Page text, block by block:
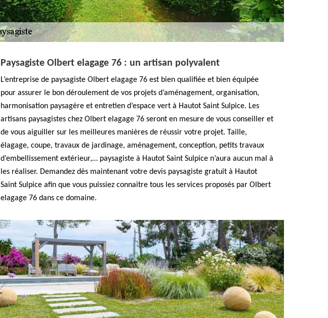
Paysagiste Olbert elagage 76 : un artisan polyvalent
L’entreprise de paysagiste Olbert elagage 76 est bien qualifiée et bien équipée
pour assurer le bon déroulement de vos projets d’aménagement, organisation,
harmonisation paysagère et entretien d’espace vert à Hautot Saint Sulpice. Les
artisans paysagistes chez Olbert elagage 76 seront en mesure de vous conseiller et
de vous aiguiller sur les meilleures manières de réussir votre projet. Taille,
élagage, coupe, travaux de jardinage, aménagement, conception, petits travaux
d’embellissement extérieur,… paysagiste à Hautot Saint Sulpice n’aura aucun mal à
les réaliser. Demandez dès maintenant votre devis paysagiste gratuit à Hautot
Saint Sulpice afin que vous puissiez connaitre tous les services proposés par Olbert
elagage 76 dans ce domaine.